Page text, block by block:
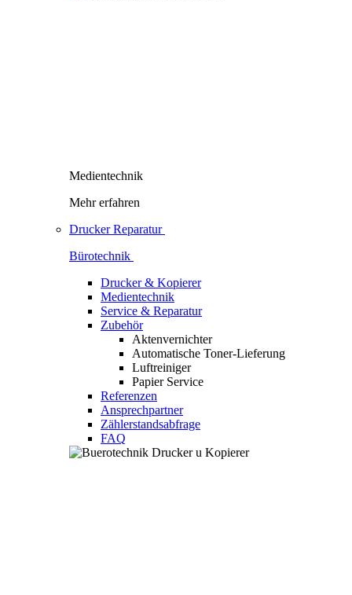
Medientechnik
Mehr erfahren
Drucker Reparatur
Bürotechnik
Drucker & Kopierer
Medientechnik
Service & Reparatur
Zubehör
Aktenvernichter
Automatische Toner-Lieferung
Luftreiniger
Papier Service
Referenzen
Ansprechpartner
Zählerstandsabfrage
FAQ